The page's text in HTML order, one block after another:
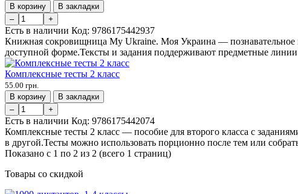
В корзину
В закладки
–
+
Есть в наличии Код: 9786175442937
Книжная сокровищница My Ukraine. Моя Украина — познавательное
доступной форме.Тексты и задания поддерживают предметные
Комплексные тесты 2 класс
55.00 грн.
В корзину
В закладки
–
+
Есть в наличии Код: 9786175442074
Комплексные тесты 2 класс — пособие для второго класса с
в другой.Тесты можно использовать порционно после тем или
Показано с 1 по 2 из 2 (всего 1 страниц)
Товары со скидкой